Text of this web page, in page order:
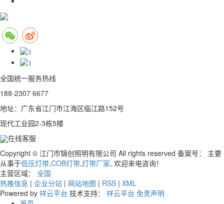
全国统一服务热线
188-2307 6677
地址：广东省江门市江海区临江路152号
现代工业园2-3栋5楼
在线客服
Copyright © 江门市锦创照明有限公司 All rights reserved 备案号：
主要
从事于低压灯带,COB灯带,灯带厂家, 欢迎来电咨询！
主营区域： 全国
热推信息 | 企业分站 | 网站地图 | RSS | XML
Powered by 祥云平台 技术支持： 祥云平台 免责声明